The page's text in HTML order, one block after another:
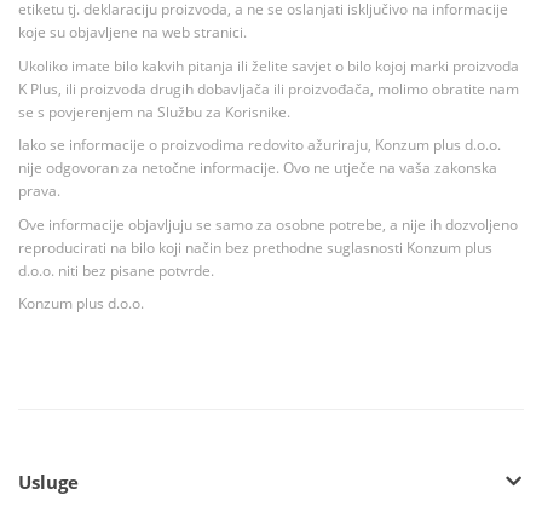
etiketu tj. deklaraciju proizvoda, a ne se oslanjati isključivo na informacije
koje su objavljene na web stranici.
Ukoliko imate bilo kakvih pitanja ili želite savjet o bilo kojoj marki proizvoda
K Plus, ili proizvoda drugih dobavljača ili proizvođača, molimo obratite nam
se s povjerenjem na Službu za Korisnike.
Iako se informacije o proizvodima redovito ažuriraju, Konzum plus d.o.o.
nije odgovoran za netočne informacije. Ovo ne utječe na vaša zakonska
prava.
Ove informacije objavljuju se samo za osobne potrebe, a nije ih dozvoljeno
reproducirati na bilo koji način bez prethodne suglasnosti Konzum plus
d.o.o. niti bez pisane potvrde.
Konzum plus d.o.o.
Usluge